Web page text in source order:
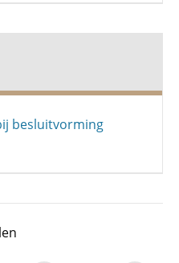
besluitvorming